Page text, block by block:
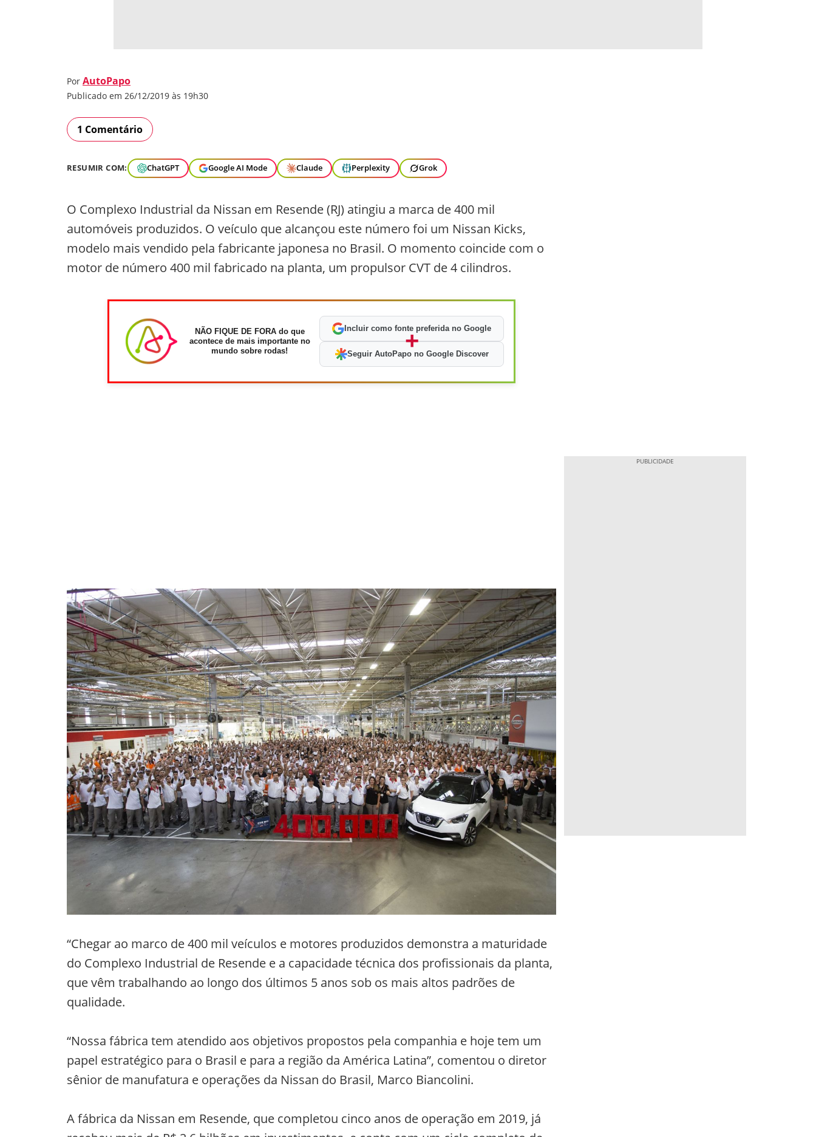
Por AutoPapo
Publicado em 26/12/2019 às 19h30
1 Comentário
RESUMIR COM: ChatGPT Google AI Mode Claude Perplexity Grok
O Complexo Industrial da Nissan em Resende (RJ) atingiu a marca de 400 mil
automóveis produzidos. O veículo que alcançou este número foi um Nissan Kicks,
modelo mais vendido pela fabricante japonesa no Brasil. O momento coincide com o
motor de número 400 mil fabricado na planta, um propulsor CVT de 4 cilindros.
NÃO FIQUE DE FORA do que
acontece de mais importante no
mundo sobre rodas!
Incluir como fonte preferida no Google
+
Seguir AutoPapo no Google Discover
“Chegar ao marco de 400 mil veículos e motores produzidos demonstra a maturidade
do Complexo Industrial de Resende e a capacidade técnica dos profissionais da planta,
que vêm trabalhando ao longo dos últimos 5 anos sob os mais altos padrões de
qualidade.
“Nossa fábrica tem atendido aos objetivos propostos pela companhia e hoje tem um
papel estratégico para o Brasil e para a região da América Latina”, comentou o diretor
sênior de manufatura e operações da Nissan do Brasil, Marco Biancolini.
A fábrica da Nissan em Resende, que completou cinco anos de operação em 2019, já